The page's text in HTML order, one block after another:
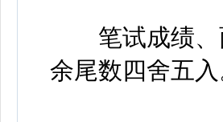
笔试成绩、
余尾数四舍五入